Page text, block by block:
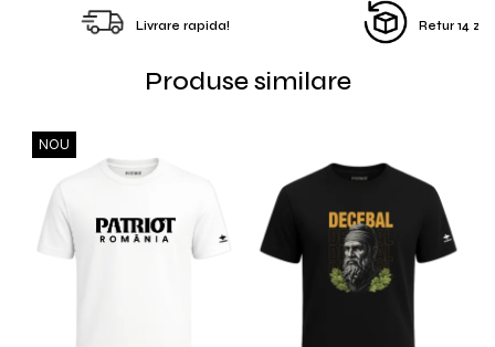
Livrare rapida! Retur 14
Produse similare
NOU